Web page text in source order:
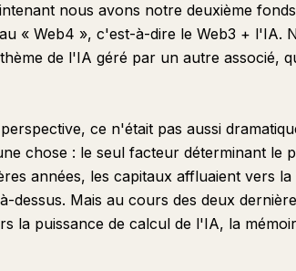
nous avons notre deuxième
« Web4 », c'est-à-dire le Web3 + l'IA.
de l'IA géré par un autre associé,
ce n'était pas aussi
chose : le seul facteur déterminant le
années, les capitaux affluaient vers
dessus. Mais au cours des deux
la puissance de calcul de l'IA, la